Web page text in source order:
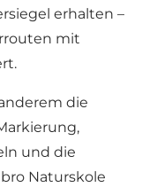
erhalten –
mit
die
und die
Naturskole